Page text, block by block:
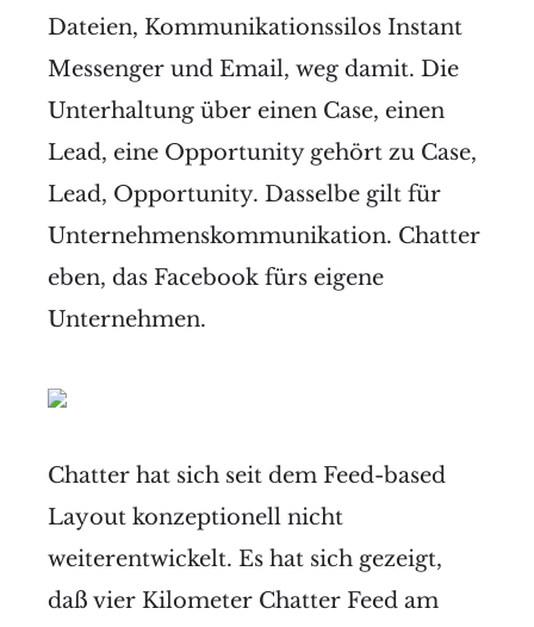
Dateien, Kommunikationssilos Instant
Messenger und Email, weg damit. Die
Unterhaltung über einen Case, einen
Lead, eine Opportunity gehört zu Case,
Lead, Opportunity. Dasselbe gilt für
Unternehmenskommunikation. Chatter
eben, das Facebook fürs eigene
Unternehmen.
Chatter hat sich seit dem Feed-based
Layout konzeptionell nicht
weiterentwickelt. Es hat sich gezeigt,
daß vier Kilometer Chatter Feed am